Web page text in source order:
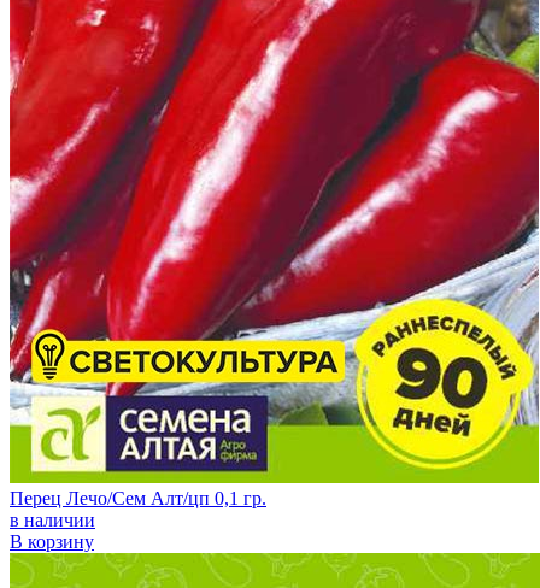
Перец Лечо/Сем Алт/цп 0,1 гр.
в наличии
В корзину